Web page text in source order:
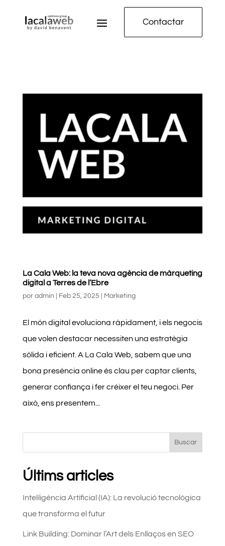
Contactar
La Cala Web: la teva nova agència de màrqueting
digital a Terres de l’Ebre
por admin Feb 25, 2025 Marketing
El món digital evoluciona ràpidament, i els negocis
que volen destacar necessiten una estratègia
sòlida i eficient. A La Cala Web, sabem que una
bona presència online és clau per captar clients,
generar confiança i fer créixer el teu negoci. Per
això, ens presentem...
Buscar
Últims articles
Intel·ligència Artificial (IA): La revolució tecnològica
que transforma el futur
Link Building: Dominar l’Art dels Enllaços en SEO